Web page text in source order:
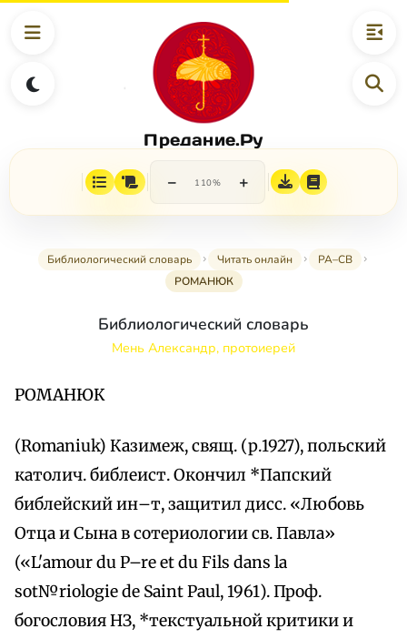
Предание.Ру
− 110% +
Библиологический словарь Читать онлайн
РА–СВ
РОМАНЮК
Библиологический словарь
Мень Александр, протоиерей
РОМАНЮК
(Romaniuk) Казимеж, свящ. (р.1927), польский
католич. библеист. Окончил *Папский
библейский ин–т, защитил дисс. «Любовь
Отца и Сына в сотериологии св. Павла»
(«L'аmоur du P–re et du Fils dans la
sot№riologie de Saint Раul, 1961). Проф.
богословия НЗ, *текстуальной критики и